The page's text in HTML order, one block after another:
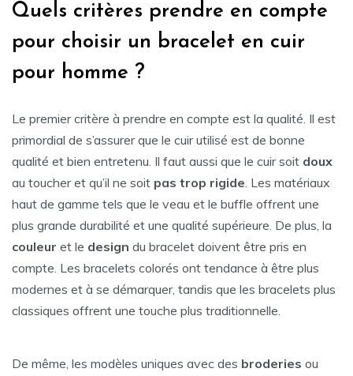
Quels critères prendre en compte
pour choisir un bracelet en cuir
pour homme ?
Le premier critère à prendre en compte est la qualité. Il est
primordial de s’assurer que le cuir utilisé est de bonne
qualité et bien entretenu. Il faut aussi que le cuir soit doux
au toucher et qu’il ne soit pas trop rigide. Les matériaux
haut de gamme tels que le veau et le buffle offrent une
plus grande durabilité et une qualité supérieure. De plus, la
couleur et le design du bracelet doivent être pris en
compte. Les bracelets colorés ont tendance à être plus
modernes et à se démarquer, tandis que les bracelets plus
classiques offrent une touche plus traditionnelle.
De même, les modèles uniques avec des broderies ou